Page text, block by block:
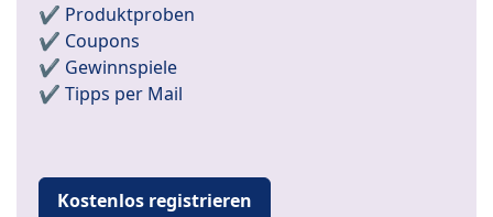
✔️ Produktproben
✔️ Coupons
✔️ Gewinnspiele
✔️ Tipps per Mail
Kostenlos registrieren